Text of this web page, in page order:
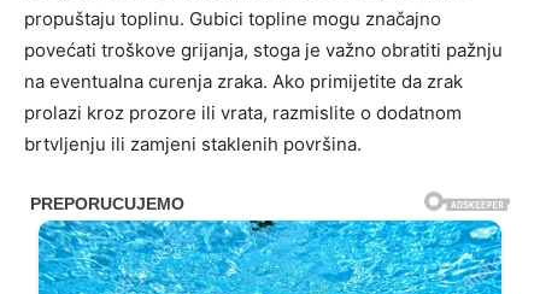
propuštaju toplinu. Gubici topline mogu značajno
povećati troškove grijanja, stoga je važno obratiti pažnju
na eventualna curenja zraka. Ako primijetite da zrak
prolazi kroz prozore ili vrata, razmislite o dodatnom
brtvljenju ili zamjeni staklenih površina.